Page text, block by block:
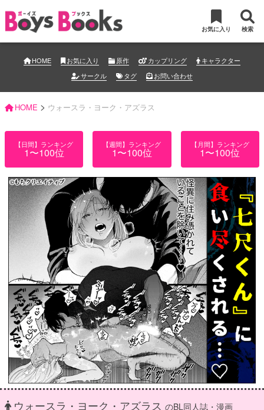
お気に入り 検索
HOME お気に入り 原作 カップリング
キャラクター
サークル
タグ お問い合わせ
HOME > ウォースラ・ヨーク・アズラス
【日間】ランキング
1〜100位
【週間】ランキング
1〜100位
【月間】ランキング
1〜100位
ウォースラ・ヨーク・アズラス のBL同人誌・漫画